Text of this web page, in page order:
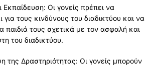
Οι γονείς πρέπει να
τους κινδύνους του διαδικτύου και να
παιδιά τους σχετικά με τον ασφαλή και
του διαδικτύου.
της Δραστηριότητας: Οι γονείς μπορούν